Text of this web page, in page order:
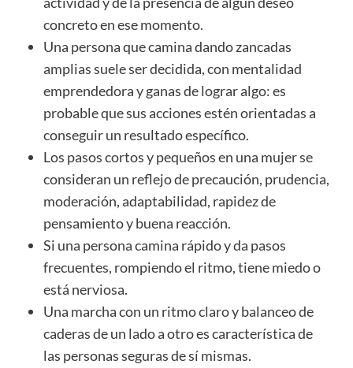
concreto en ese momento.
Una persona que camina dando zancadas
amplias suele ser decidida, con mentalidad
emprendedora y ganas de lograr algo: es
probable que sus acciones estén orientadas a
conseguir un resultado específico.
Los pasos cortos y pequeños en una mujer se
consideran un reflejo de precaución, prudencia,
moderación, adaptabilidad, rapidez de
pensamiento y buena reacción.
Si una persona camina rápido y da pasos
frecuentes, rompiendo el ritmo, tiene miedo o
está nerviosa.
Una marcha con un ritmo claro y balanceo de
caderas de un lado a otro es característica de
las personas seguras de sí mismas.